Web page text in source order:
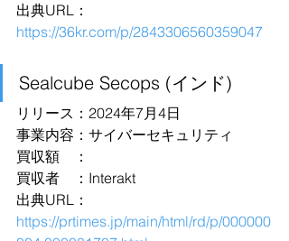
出典URL：
https://36kr.com/p/2843306560359047
Sealcube Secops (インド)
リリース：2024年7月4日
事業内容：サイバーセキュリティ
買収額　：
買収者　：Interakt
出典URL：
https://prtimes.jp/main/html/rd/p/000000